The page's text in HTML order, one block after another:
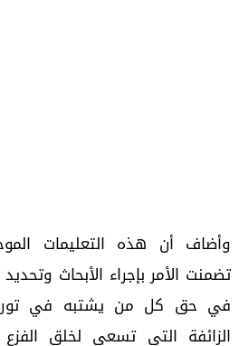
وأضاف أن هذه التعليمات
تضمنت الأمر بإجراء الأبحاث
في حق كل من يشتبه في
الزائفة التي تسعى لخلق